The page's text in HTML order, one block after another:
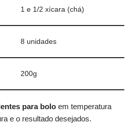
1 e 1/2 xícara (chá)
8 unidades
200g
para bolo em temperatura
e o resultado desejados.